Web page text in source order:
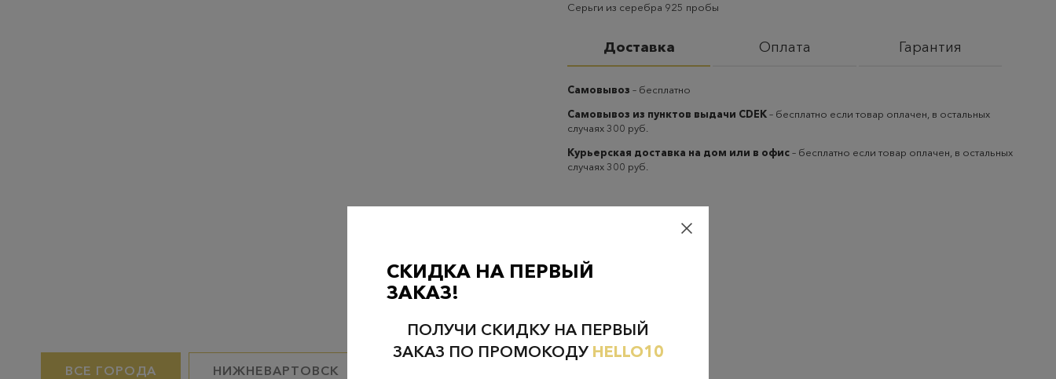
Серьги из серебра 925 пробы
Доставка Оплата Гарантия
Самовывоз – бесплатно
Самовывоз из пунктов выдачи CDEK– бесплатно если товар оплачен, в остальных
случаях 300 руб.
Курьерская доставка на дом или в офис– бесплатно если товар оплачен, в остальных
случаях 300 руб.
Проверьте наличие в магазинах
ВСЕ ГОРОДА НИЖНЕВАРТОВСК
СКИДКА НА ПЕРВЫЙ
ЗАКАЗ!
ПОЛУЧИ СКИДКУ НА ПЕРВЫЙ
ЗАКАЗ ПО ПРОМОКОДУ HELLO10